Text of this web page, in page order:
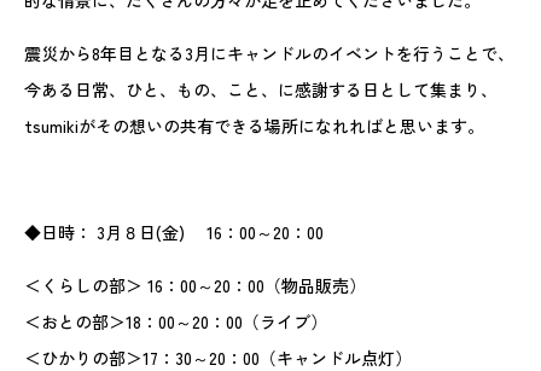
震災から8年目となる3月にキャンドルのイベントを行うことで、
今ある日常、ひと、もの、こと、に感謝する日として集まり、
tsumikiがその想いの共有できる場所になれればと思います。
◆日時： 3月８日(金) 16：00～20：00
＜くらしの部＞ 16：00～20：00（物品販売）
＜おとの部＞18：00～20：00（ライブ）
＜ひかりの部＞17：30～20：00（キャンドル点灯）